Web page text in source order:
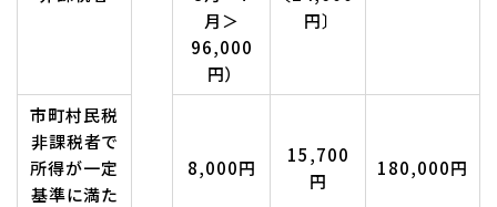
月＞
96,000
円）
円〕
市町村民税
非課税者で
所得が一定
基準に満た
8,000円
15,700
円
180,000円